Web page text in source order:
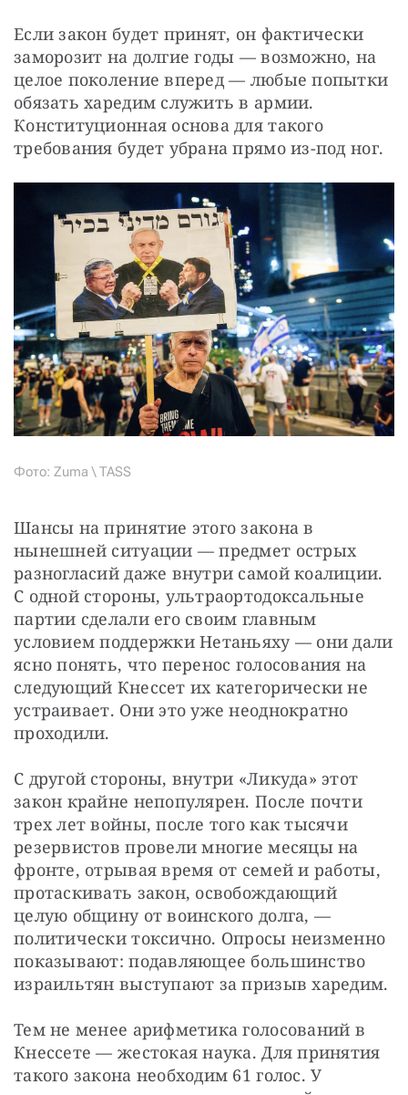
Если закон будет принят, он фактически
заморозит на долгие годы — возможно, на
целое поколение вперед — любые попытки
обязать харедим служить в армии.
Конституционная основа для такого
требования будет убрана прямо из-под ног.
Фото: Zuma \ TASS
Шансы на принятие этого закона в
нынешней ситуации — предмет острых
разногласий даже внутри самой коалиции.
С одной стороны, ультраортодоксальные
партии сделали его своим главным
условием поддержки Нетаньяху — они дали
ясно понять, что перенос голосования на
следующий Кнессет их категорически не
устраивает. Они это уже неоднократно
проходили.
С другой стороны, внутри «Ликуда» этот
закон крайне непопулярен. После почти
трех лет войны, после того как тысячи
резервистов провели многие месяцы на
фронте, отрывая время от семей и работы,
протаскивать закон, освобождающий
целую общину от воинского долга, —
политически токсично. Опросы неизменно
показывают: подавляющее большинство
израильтян выступают за призыв харедим.
Тем не менее арифметика голосований в
Кнессете — жестокая наука. Для принятия
такого закона необходим 61 голос. У